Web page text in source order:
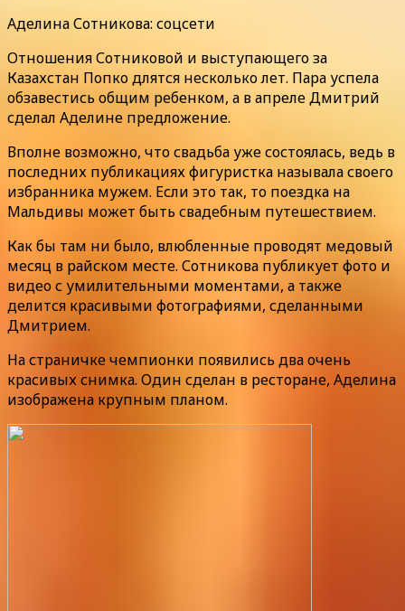
Аделина Сотникова: соцсети
Отношения Сотниковой и выступающего за
Казахстан Попко длятся несколько лет. Пара успела
обзавестись общим ребенком, а в апреле Дмитрий
сделал Аделине предложение.
Вполне возможно, что свадьба уже состоялась, ведь в
последних публикациях фигуристка называла своего
избранника мужем. Если это так, то поездка на
Мальдивы может быть свадебным путешествием.
Как бы там ни было, влюбленные проводят медовый
месяц в райском месте. Сотникова публикует фото и
видео с умилительными моментами, а также
делится красивыми фотографиями, сделанными
Дмитрием.
На страничке чемпионки появились два очень
красивых снимка. Один сделан в ресторане, Аделина
изображена крупным планом.